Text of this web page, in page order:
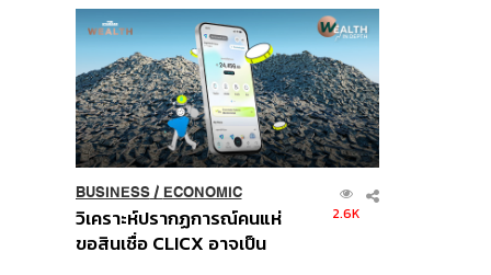
Order
BUSINESS/ ECONOMIC
วิเคราะห์ปรากฏการณ์คนแห่
ขอสินเชื่อ CLICX อาจเป็น
2.6K